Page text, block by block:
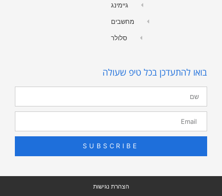
גיימינג
מחשבים
סלולר
בואו להתעדכן בכל טיפ שעולה
SUBSCRIBE
הצהרת נגישות